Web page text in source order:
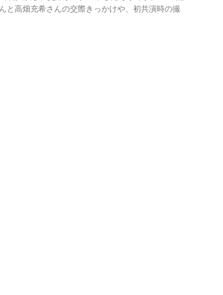
と高畑充希さんの交際きっかけや、初共演時の撮